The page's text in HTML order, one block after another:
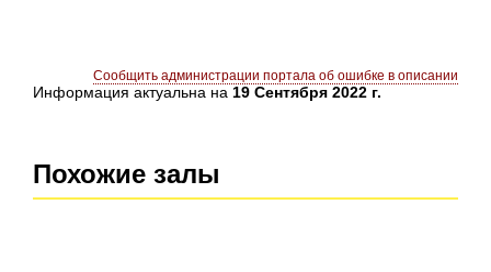
Сообщить администрации портала об ошибке в описании
Информация актуальна на 19 Сентября 2022 г.
Похожие залы